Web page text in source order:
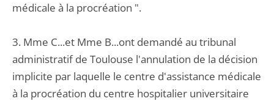
médicale à la procréation ".
3. Mme C...et Mme B...ont demandé au tribunal
administratif de Toulouse l'annulation de la décision
implicite par laquelle le centre d'assistance médicale
à la procréation du centre hospitalier universitaire